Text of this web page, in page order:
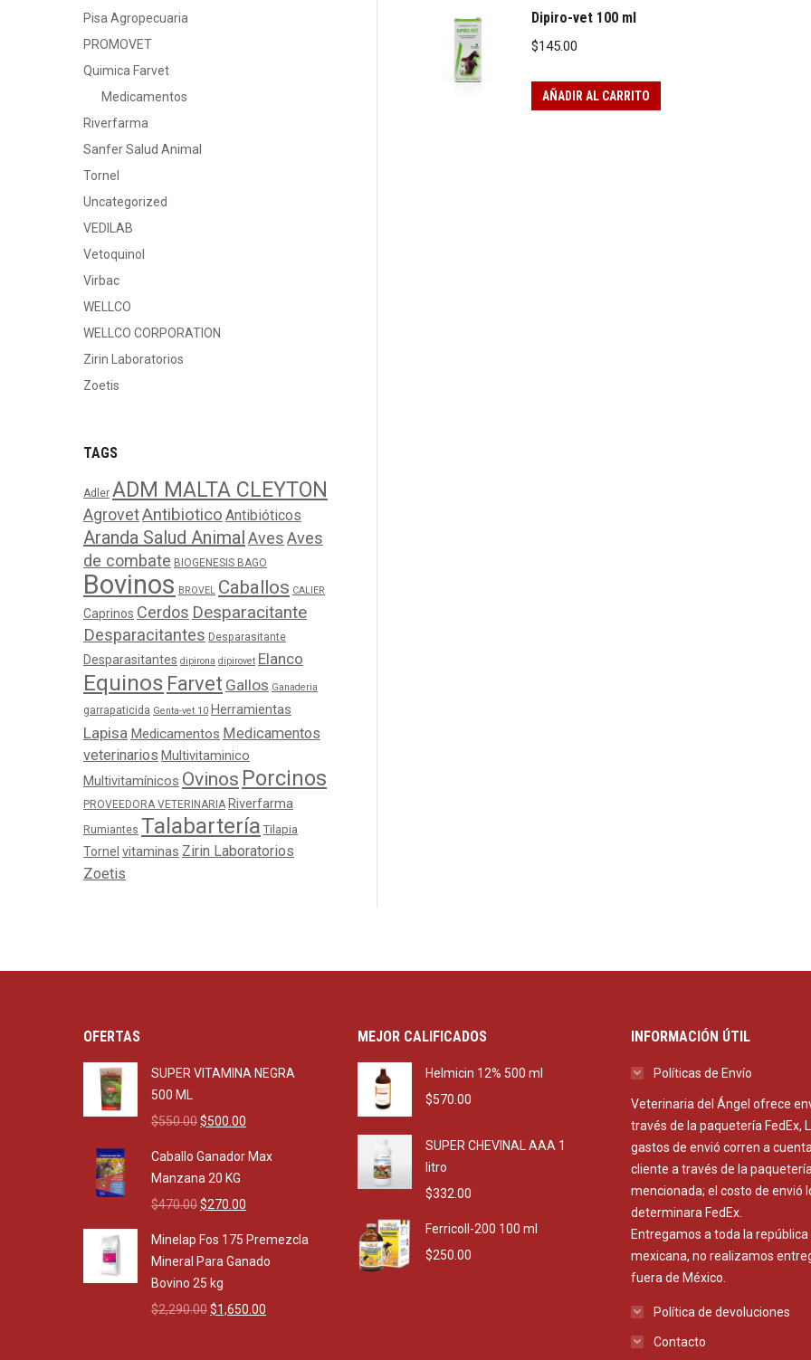
Dipiro-vet 100 ml
$145.00
AÑADIR AL CARRITO
Pisa Agropecuaria
PROMOVET
Quimica Farvet
Medicamentos
Riverfarma
Sanfer Salud Animal
Tornel
Uncategorized
VEDILAB
Vetoquinol
Virbac
WELLCO
WELLCO CORPORATION
Zirin Laboratorios
Zoetis
TAGS
Adler ADM MALTA CLEYTON
AgrovetAntibiotico Antibióticos
Aranda Salud AnimalAvesAves
de combate BIOGENESIS BAGO
Bovinos BROVEL Caballos CALIER
Caprinos Cerdos Desparacitante
Desparacitantes Desparasitante
Desparasitantes dipirona dipirovet Elanco
Equinos Farvet Gallos Ganaderia
garrapaticida Genta-vet 10 Herramientas
Lapisa Medicamentos Medicamentos
veterinarios Multivitaminico
Multivitamínicos Ovinos Porcinos
PROVEEDORA VETERINARIA Riverfarma
Rumiantes Talabartería Tilapia
Tornel vitaminas Zirin Laboratorios
Zoetis
OFERTAS
SUPER VITAMINA NEGRA
500 ML
$550.00Original
was:
$550.00.
$500.00
is:
Caballo Ganador Max
Manzana 20 KG
$470.00Original
was:
$470.00.
$270.00
is:
$270.00.
Minelap Fos 175 Premezcla
Mineral Para Ganado
Bovino 25 kg
$2,290.00Original
$1,650.00
MEJOR CALIFICADOS
Helmicin 12% 500 ml
$570.00
SUPER CHEVINAL AAA 1
litro
$332.00
Ferricoll-200 100 ml
$250.00
INFORMACIÓN ÚTIL
Políticas de Envío
Veterinaria del Ángel ofrece
través de la paquetería FedEx,
gastos de envió corren a
cliente a través de la paquetería
mencionada; el costo de envió
determinara FedEx.
Entregamos a toda la república
mexicana, no realizamos
fuera de México.
Política de devoluciones
Contacto